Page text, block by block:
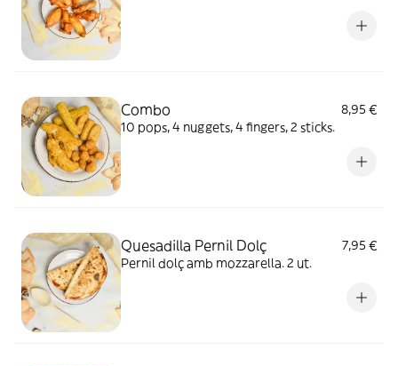
Combo
8,95 €
10 pops, 4 nuggets, 4 fingers, 2 sticks.
Quesadilla Pernil Dolç
7,95 €
Pernil dolç amb mozzarella. 2 ut.